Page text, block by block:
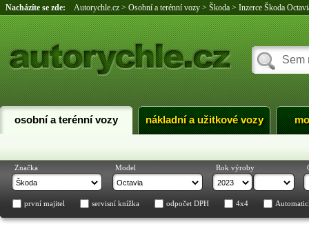
Nacházíte se zde: Autorychle.cz > Osobní a terénní vozy > Škoda > Inzerce Škoda
osobní a terénní vozy nákladní a užitkové vozy
Značka Model Rok výroby
první majitel servisní knížka odpočet DPH 4x4